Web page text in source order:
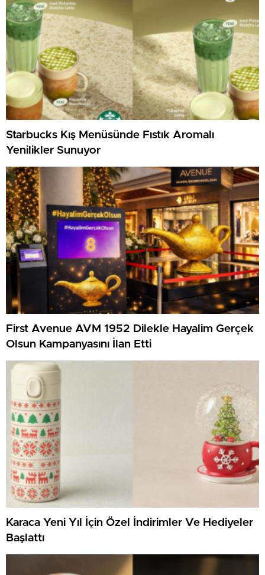
Starbucks Kış Menüsünde Fıstık Aromalı
Yenilikler Sunuyor
First Avenue AVM 1952 Dilekle Hayalim Gerçek
Olsun Kampanyasını İlan Etti
Karaca Yeni Yıl İçin Özel İndirimler Ve Hediyeler
Başlattı